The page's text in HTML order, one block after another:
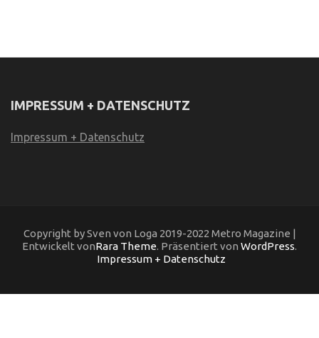
IMPRESSUM + DATENSCHUTZ
Impressum + Datenschutz
Copyright by Sven von Loga 2019-2022 Metro Magazine |
Entwickelt vonRara Theme. Präsentiert von WordPress.
Impressum + Datenschutz